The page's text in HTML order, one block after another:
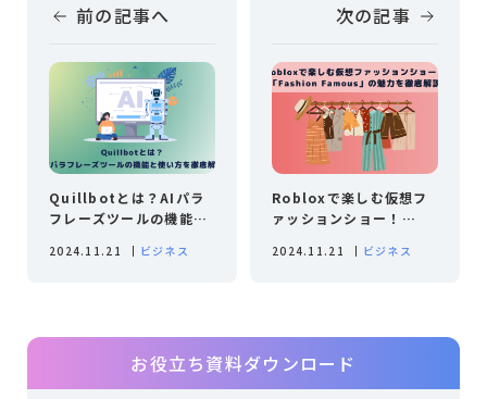
前の記事へ
Quillbotとは？AIパラ
フレーズツールの機能と
2024.11.21 ビジネス
次の記事
Robloxで楽しむ仮想フ
ァッションショー！
の魅力を徹底解説
2024.11.21 ビジネス
お役立ち資料ダウンロード